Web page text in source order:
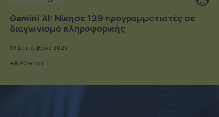
Gemini AI: Νίκησε 139 προγραμματιστές σε
διαγωνισμό πληροφορικής
19 Σεπτεμβρίου 2025
#AI#Gemini